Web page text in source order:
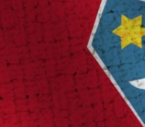
19:29, 24.11.2025
Skandal u Hrvatskoj:
igrači Metkovića!
Autor:
Redakcija
19:29, 24.11.2025